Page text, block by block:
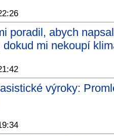
poradil, abych
dokud mi nekoupí
výroky: